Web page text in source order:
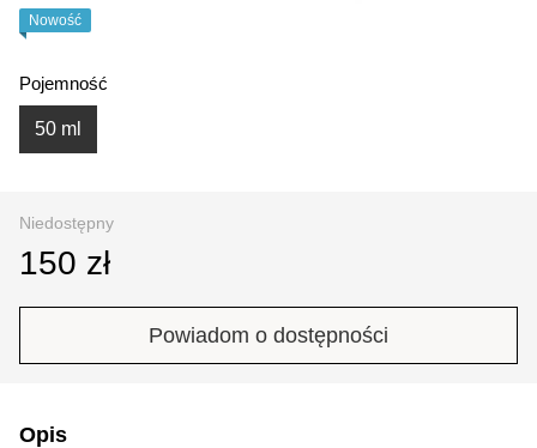
Nowość
Pojemność
50 ml
Niedostępny
150 zł
Powiadom o dostępności
Opis